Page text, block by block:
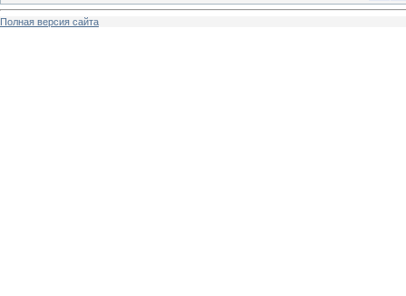
Полная версия сайта